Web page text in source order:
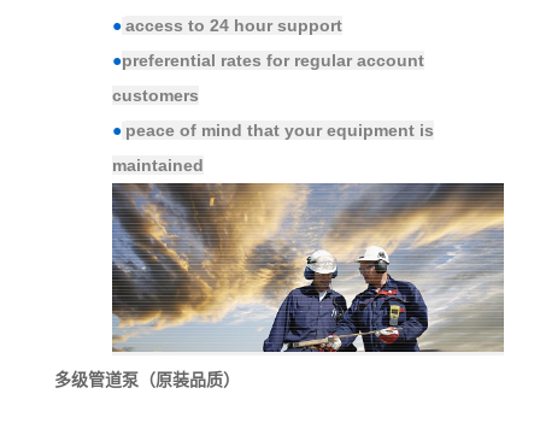
● access to 24 hour support
●preferential rates for regular account
customers
● peace of mind that your equipment is
maintained
多级管道泵（原装品质）